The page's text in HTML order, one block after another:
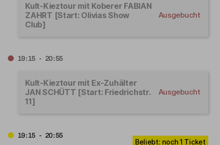
Kult-Kieztour mit Koberer FABIAN
ZAHRT [Start: Olivias Show
Club]
Ausgebucht
19:15 - 20:55
Kult-Kieztour mit Ex-Zuhälter
JAN SCHÜTT [Start: Friedrichstr.
11]
Ausgebucht
19:15 - 20:55